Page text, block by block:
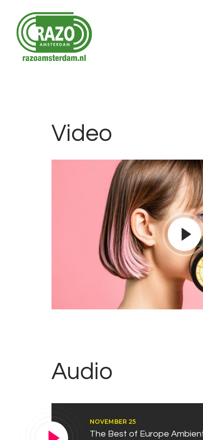
Video
Audio
NOVEMBER 25
The Best of Europe